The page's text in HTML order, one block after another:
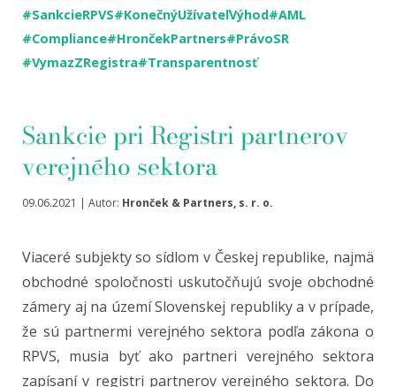
#SankcieRPVS#KonečnýUžívateľVýhod#AML
#Compliance#HrončekPartners#PrávoSR
#VymazZRegistra#Transparentnosť
Sankcie pri Registri partnerov
verejného sektora
09.06.2021 | Autor: Hronček & Partners, s. r. o.
Viaceré subjekty so sídlom v Českej republike, najmä
obchodné spoločnosti uskutočňujú svoje obchodné
zámery aj na území Slovenskej republiky a v prípade,
že sú partnermi verejného sektora podľa zákona o
RPVS, musia byť ako partneri verejného sektora
zapísaní v registri partnerov verejného sektora. Do